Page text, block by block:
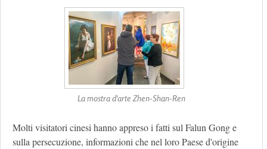
La mostra d'arte Zhen-Shan-Ren
Molti visitatori cinesi hanno appreso i fatti sul Falun Gong e
sulla persecuzione, informazioni che nel loro Paese d'origine